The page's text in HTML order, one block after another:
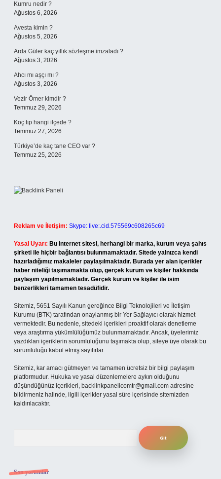
Kumru nedir ?
Ağustos 6, 2026
Avesta kimin ?
Ağustos 5, 2026
Arda Güler kaç yıllık sözleşme imzaladı ?
Ağustos 3, 2026
Ahcı mı aşçı mı ?
Ağustos 3, 2026
Vezir Ömer kimdir ?
Temmuz 29, 2026
Koç tıp hangi ilçede ?
Temmuz 27, 2026
Türkiye’de kaç tane CEO var ?
Temmuz 25, 2026
Reklam ve İletişim: Skype: live:.cid.575569c608265c69
Yasal Uyarı: Bu internet sitesi, herhangi bir marka, kurum veya şahıs
şirketi ile hiçbir bağlantısı bulunmamaktadır. Sitede yalnızca kendi
hazırladığımız makaleler paylaşılmaktadır. Burada yer alan içerikler
haber niteliği taşımamakta olup, gerçek kurum ve kişiler hakkında
paylaşım yapılmamaktadır. Gerçek kurum ve kişiler ile isim
benzerlikleri tamamen tesadüfidir.
Sitemiz, 5651 Sayılı Kanun gereğince Bilgi Teknolojileri ve İletişim
Kurumu (BTK) tarafından onaylanmış bir Yer Sağlayıcı olarak hizmet
vermektedir. Bu nedenle, sitedeki içerikleri proaktif olarak denetleme
veya araştırma yükümlülüğümüz bulunmamaktadır. Ancak, üyelerimiz
yazdıkları içeriklerin sorumluluğunu taşımakta olup, siteye üye olarak bu
sorumluluğu kabul etmiş sayılırlar.
Sitemiz, kar amacı gütmeyen ve tamamen ücretsiz bir bilgi paylaşım
platformudur. Hukuka ve yasal düzenlemelere aykırı olduğunu
düşündüğünüz içerikleri, backlinkpanelicomtr@gmail.com adresine
bildirmeniz halinde, ilgili içerikler yasal süre içerisinde sitemizden
kaldırılacaktır.
Son yorumlar